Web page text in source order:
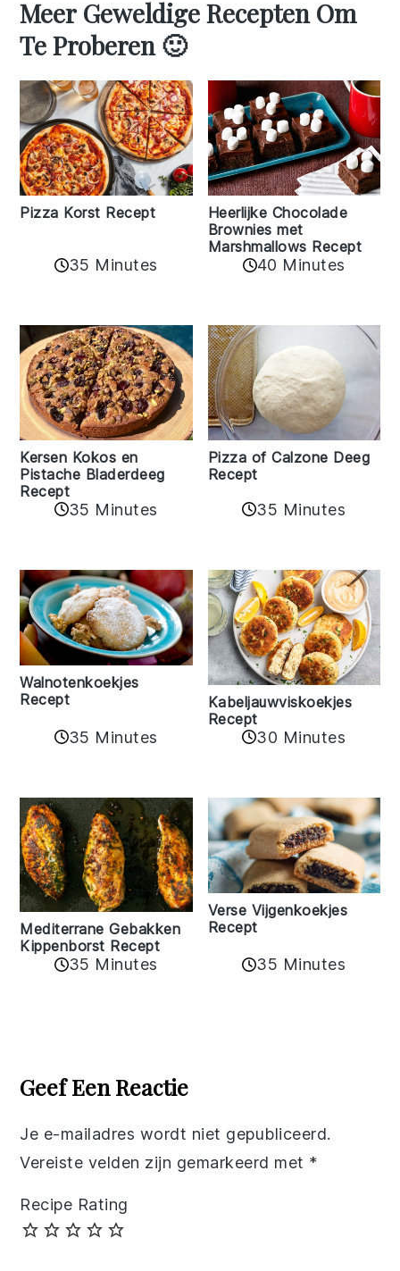
Meer Geweldige Recepten Om
Te Proberen 🙂
Pizza Korst Recept
35 Minutes
Heerlijke Chocolade
Brownies met
Marshmallows Recept
40 Minutes
Kersen Kokos en
Pistache Bladerdeeg
Recept
35 Minutes
Pizza of Calzone Deeg
Recept
35 Minutes
Walnotenkoekjes
Recept
35 Minutes
Kabeljauwviskoekjes
Recept
30 Minutes
Mediterrane Gebakken
Kippenborst Recept
35 Minutes
Verse Vijgenkoekjes
Recept
35 Minutes
Interactions
Geef Een Reactie
Je e-mailadres wordt niet gepubliceerd.
Vereiste velden zijn gemarkeerd met *
Recipe Rating